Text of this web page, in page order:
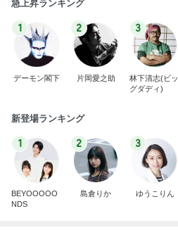
急上昇ランキング
1
デーモン閣下
2
片岡愛之助
3
林下清志(ビッ
グダディ)
新登場ランキング
1
BEYOOOOO
NDS
2
島倉りか
3
ゆうこりん